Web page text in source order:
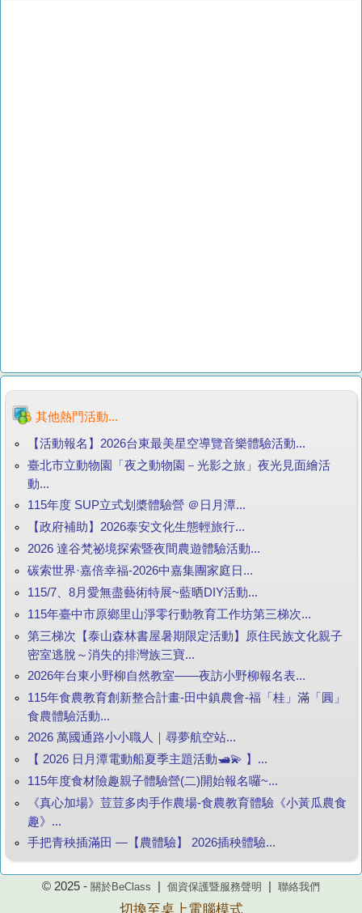
其他熱門活動...
【活動報名】2026台東最美星空導覽音樂體驗活動...
臺北市立動物園「夜之動物園－光影之旅」夜光見面繪活
動...
115年度 SUP立式划槳體驗營 ＠日月潭...
【政府補助】2026泰安文化生態輕旅行...
2026 達谷梵祕境探索暨夜間農遊體驗活動...
碳索世界·嘉倍幸福-2026中嘉集團家庭日...
115/7、8月愛無盡藝術特展~藍晒DIY活動...
115年臺中市原鄉里山淨零行動教育工作坊第三梯次...
第三梯次【泰山森林書屋暑期限定活動】原住民族文化親子
密室逃脫～消失的排灣族三寶...
2026年台東小野柳自然教室——夜訪小野柳報名表...
115年食農教育創新整合計畫-田中鎮農會-福「桂」滿「圓」
食農體驗活動...
2026 萬國通路小小職人｜尋夢航空站...
【 2026 日月潭電動船夏季主題活動🛥️💫 】...
115年度食材險趣親子體驗營(二)開始報名囉~...
《真心加場》荳荳多肉手作農場-食農教育體驗《小黃瓜農食
趣》...
手把青秧插滿田 —【農體驗】 2026插秧體驗...
© 2025 - 關於BeClass 個資保護暨服務聲明 聯絡我們
切換至桌上電腦模式